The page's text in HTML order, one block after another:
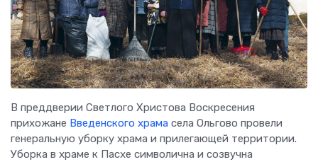
В преддверии Светлого Христова Воскресения
прихожане Введенского храма села Ольгово провели
генеральную уборку храма и прилегающей территории.
Уборка в храме к Пасхе символична и созвучна